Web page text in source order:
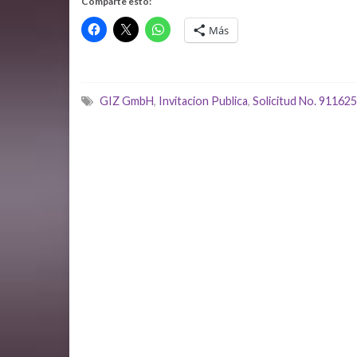
Más
GIZ GmbH, Invitacion Publica, Solicitud No.